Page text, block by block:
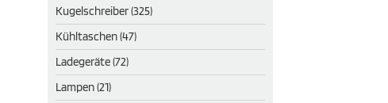
Kugelschreiber (325)
Kühltaschen (47)
Ladegeräte (72)
Lampen (21)